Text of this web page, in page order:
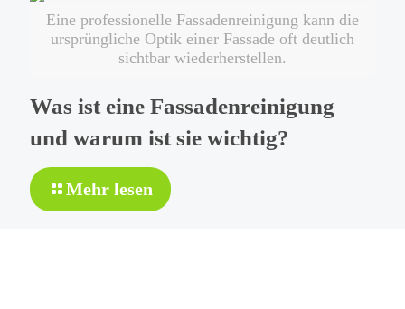
eine
Fassadenreinigung
durchgeführt
Eine professionelle Fassadenreinigung kann die
ursprüngliche Optik einer Fassade oft deutlich
sichtbar wiederherstellen.
Was ist eine Fassadenreinigung
und warum ist sie wichtig?
Mehr lesen
Was